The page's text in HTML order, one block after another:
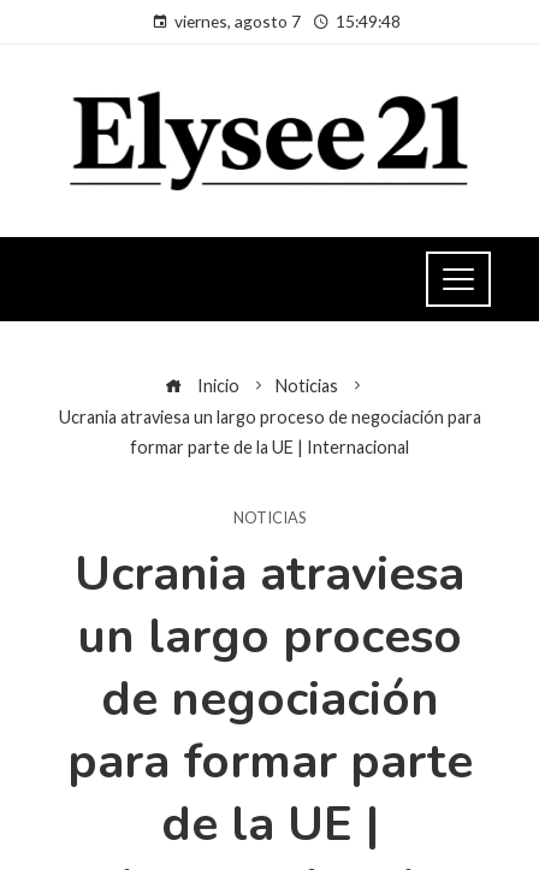
viernes, agosto 7 15:49:49
Inicio
Noticias
Ucrania atraviesa un largo proceso de negociación para
formar parte de la UE | Internacional
NOTICIAS
Ucrania atraviesa
un largo proceso
de negociación
para formar parte
de la UE |